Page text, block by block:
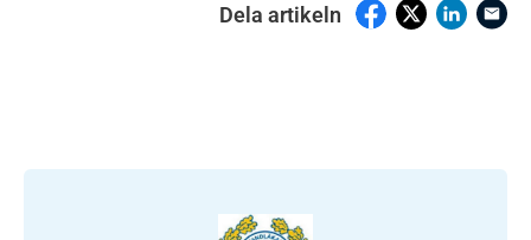
Dela artikeln